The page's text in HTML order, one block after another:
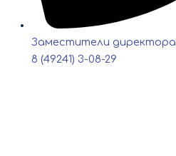
Заместители директора
8 (49241) 3-08-29